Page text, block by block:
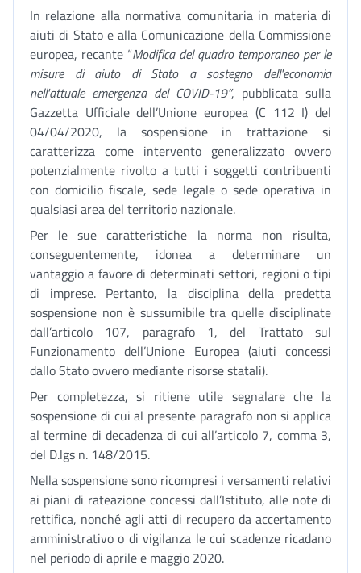
In relazione alla normativa comunitaria in materia di
aiuti di Stato e alla Comunicazione della Commissione
europea, recante “Modifica del quadro temporaneo per le
misure di aiuto di Stato a sostegno dell'economia
nell'attuale emergenza del COVID-19”, pubblicata sulla
Gazzetta Ufficiale dell’Unione europea (C 112 I) del
04/04/2020, la sospensione in trattazione si
caratterizza come intervento generalizzato ovvero
potenzialmente rivolto a tutti i soggetti contribuenti
con domicilio fiscale, sede legale o sede operativa in
qualsiasi area del territorio nazionale.
Per le sue caratteristiche la norma non risulta,
conseguentemente, idonea a determinare un
vantaggio a favore di determinati settori, regioni o tipi
di imprese. Pertanto, la disciplina della predetta
sospensione non è sussumibile tra quelle disciplinate
dall’articolo 107, paragrafo 1, del Trattato sul
Funzionamento dell’Unione Europea (aiuti concessi
dallo Stato ovvero mediante risorse statali).
Per completezza, si ritiene utile segnalare che la
sospensione di cui al presente paragrafo non si applica
al termine di decadenza di cui all’articolo 7, comma 3,
del D.lgs n. 148/2015.
Nella sospensione sono ricompresi i versamenti relativi
ai piani di rateazione concessi dall’Istituto, alle note di
rettifica, nonché agli atti di recupero da accertamento
amministrativo o di vigilanza le cui scadenze ricadano
nel periodo di aprile e maggio 2020.